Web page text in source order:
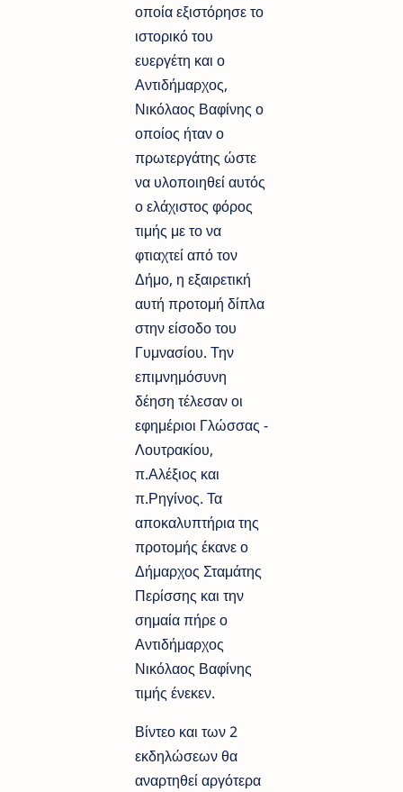
οποία εξιστόρησε το
ιστορικό του
ευεργέτη και ο
Αντιδήμαρχος,
Νικόλαος Βαφίνης ο
οποίος ήταν ο
πρωτεργάτης ώστε
να υλοποιηθεί αυτός
ο ελάχιστος φόρος
τιμής με το να
φτιαχτεί από τον
Δήμο, η εξαιρετική
αυτή προτομή δίπλα
στην είσοδο του
Γυμνασίου. Την
επιμνημόσυνη
δέηση τέλεσαν οι
εφημέριοι Γλώσσας -
Λουτρακίου,
π.Αλέξιος και
π.Ρηγίνος. Τα
αποκαλυπτήρια της
προτομής έκανε ο
Δήμαρχος Σταμάτης
Περίσσης και την
σημαία πήρε ο
Αντιδήμαρχος
Νικόλαος Βαφίνης
τιμής ένεκεν.
Βίντεο και των 2
εκδηλώσεων θα
αναρτηθεί αργότερα